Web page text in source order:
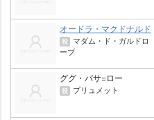
オードラ・マクドナルド
役
マダム・ド・ガルドロ
ーブ
ググ・バサ=ロー
役 プリュメット